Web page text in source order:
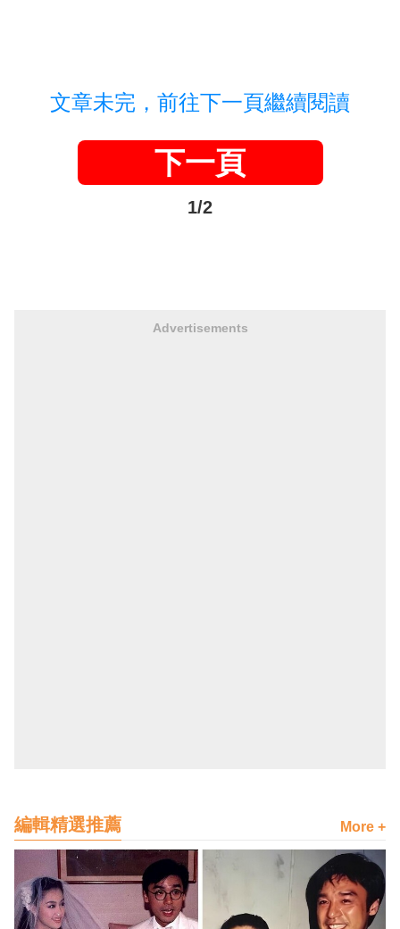
文章未完，前往下一頁繼續閱讀
下一頁
1/2
Advertisements
編輯精選推薦 More +